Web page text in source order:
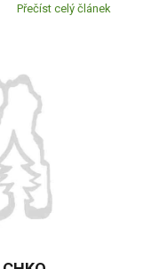
Přečíst celý článek